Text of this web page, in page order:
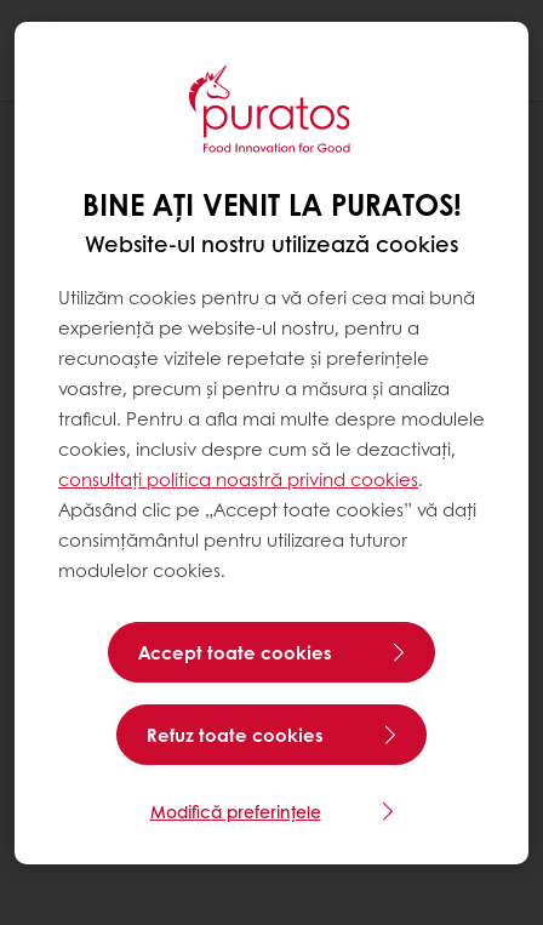
BINE AȚI VENIT LA PURATOS!
Website-ul nostru utilizează cookies
Utilizăm cookies pentru a vă oferi cea mai bună
experiență pe website-ul nostru, pentru a
recunoaște vizitele repetate și preferințele
voastre, precum și pentru a măsura și analiza
traficul. Pentru a afla mai multe despre modulele
cookies, inclusiv despre cum să le dezactivați,
consultați politica noastră privind cookies.
Apăsând clic pe „Accept toate cookies” vă dați
consimțământul pentru utilizarea tuturor
modulelor cookies.
Accept toate cookies
Refuz toate cookies
Modifică preferințele